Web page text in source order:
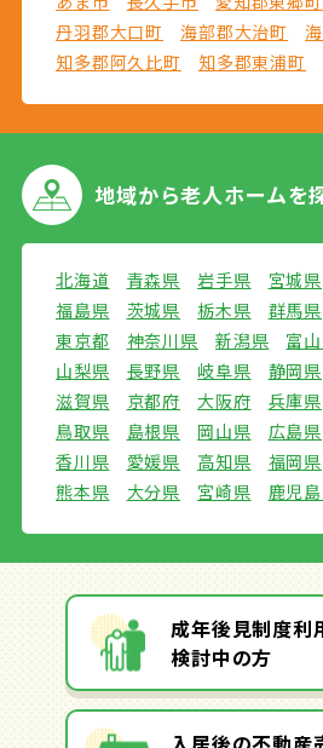
丹羽郡大口町
海部郡大治町
知多郡阿久比町
知多郡東浦町
地域から老人ホームを
北海道 青森県 岩手県 宮城県
福島県
茨城県 栃木県 群馬県
東京都
神奈川県 新潟県 富
山梨県
長野県 岐阜県 静岡県
滋賀県
京都府 大阪府 兵庫県
鳥取県
島根県 岡山県 広島県
香川県
愛媛県 高知県 福岡県
熊本県
大分県 宮崎県 鹿児
成年後見制度利
検討中の方